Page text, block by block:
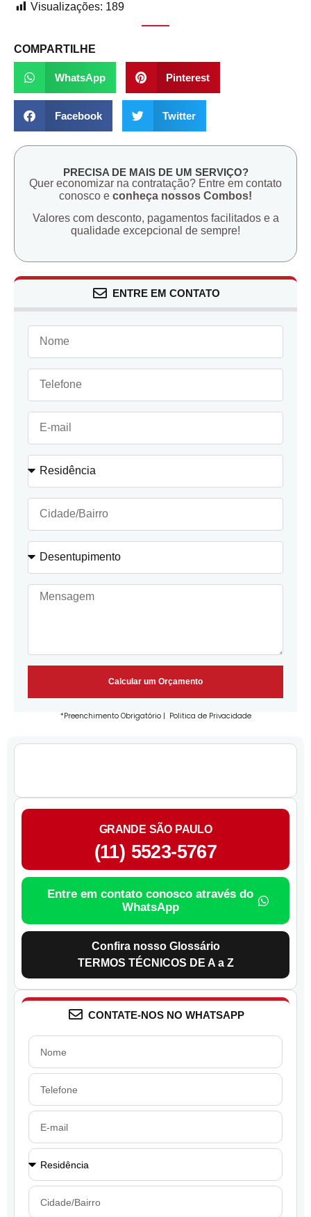
Visualizações: 189
COMPARTILHE
WhatsApp Pinterest
Facebook Twitter
PRECISA DE MAIS DE UM SERVIÇO?
Quer economizar na contratação? Entre em contato
conosco e conheça nossos Combos!
Valores com desconto, pagamentos facilitados e a
qualidade excepcional de sempre!
ENTRE EM CONTATO
Calcular um Orçamento
*Preenchimento Obrigatório | Politica de Privacidade
GRANDE SÃO PAULO
(11) 5523-5767
Entre em contato conosco através do
WhatsApp
Confira nosso Glossário
TERMOS TÉCNICOS DE A a Z
CONTATE-NOS NO WHATSAPP